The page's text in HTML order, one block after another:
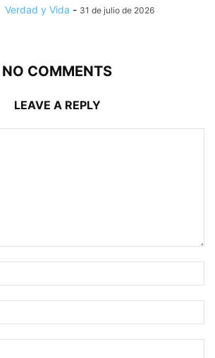
Verdad y Vida - 31 de julio de 2026
NO COMMENTS
LEAVE A REPLY